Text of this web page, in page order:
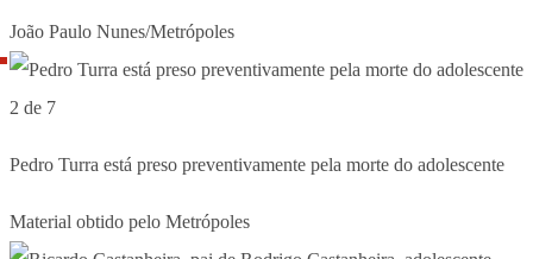
João Paulo Nunes/Metrópoles
2 de 7
Pedro Turra está preso preventivamente pela morte do adolescente
Material obtido pelo Metrópoles